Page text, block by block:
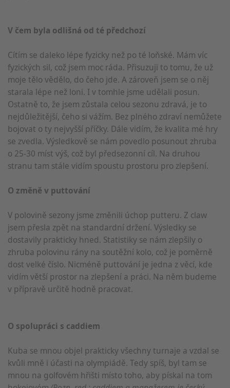
V čem byla odlišná od té předchozí
Cítím se daleko lépe fyzicky než po té loňské. Mám víc
fyzických sil, což jsem moc ráda. Přisuzuji to tomu, že už
moje tělo vědělo, do čeho jde. A zároveň jsem se o něj
starala lépe než loni. I v tomhle jsme udělali posun.
Ostatně to, že jsem zůstala celou sezonu zdravá, je to
nejdůležitější, čeho si vážím. Bez plného zdraví nemůžete
bojovat o ty nejvyšší příčky. Dále vidím, že kvalita mé hry
se zvedla. Výsledkově se nám povedlo posunout zhruba
o 25-30 míst výš, což byl předsezonní cíl. Na druhou
stranu tam stále vidím spoustu prostoru pro zlepšení.
O změně v puttování
V polovině sezony jsme změnili úchop putteru. Z claw
jsem přesla zpět na standardní držení. Výsledky se
dostavily prakticky hned. Statistiky se nám zlepšily o
zhruba polovinu rány na soutěžní kolo, což je poměrně
dost velké číslo. Nicméně puttování je jedna z věcí, kde
vidím větší prostor na zlepšení a práci. Na něm budeme
v přípravě určitě hodně pracovat.
O spolupráci s caddiem
Kuba se mnou objel prakticky všechny turnaje a vzdal se
kvůli mně i účasti na olympiádě. Tedy spíš, byl tam se
mnou na golfovém hřišti místo toho, aby pískal na tom